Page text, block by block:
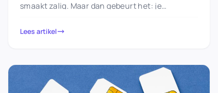
smaakt zalig. Maar dan gebeurt het: je
Lees artikel